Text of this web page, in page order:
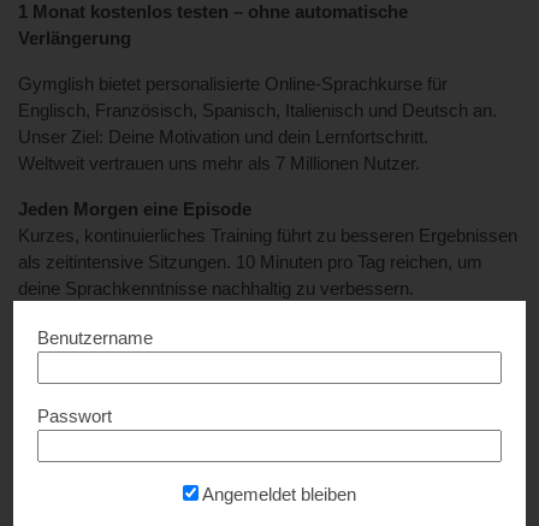
1 Monat kostenlos testen – ohne automatische
Verlängerung
Gymglish bietet personalisierte Online-Sprachkurse für
Englisch, Französisch, Spanisch, Italienisch und Deutsch an.
Unser Ziel: Deine Motivation und dein Lernfortschritt.
Weltweit vertrauen uns mehr als 7 Millionen Nutzer.
Jeden Morgen eine Episode
Kurzes, kontinuierliches Training führt zu besseren Ergebnissen
als zeitintensive Sitzungen. 10 Minuten pro Tag reichen, um
deine Sprachkenntnisse nachhaltig zu verbessern.
Geschichten
in alltäglichen und ausgefallenen Situationen folgen. Begleite die
Charaktere auf Ihren spannenden Abenteuern. Geschichten mit
nicht nur, die Motivation und das Erinnerungsvermögen zu
steigern, sondern auch verschiedene Arten der Kommunikation
Benutzername
Passwort
Angemeldet bleiben